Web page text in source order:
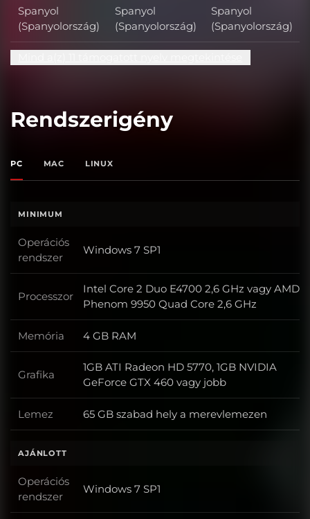
Spanyol
(Spanyolország)
Spanyol
(Spanyolország)
Spanyol
(Spanyolország)
Rendszerigény
PC MAC LINUX
MINIMUM
Operációs
rendszer
Operációs rendszer
Windows 7 SP1
Processzor Processzor
Intel Core 2 Duo E4700 2,6 GHz vagy AMD
Phenom 9950 Quad Core 2,6 GHz
Memória Memória
4 GB RAM
Grafika Grafika
1GB ATI Radeon HD 5770, 1GB NVIDIA
GeForce GTX 460 vagy jobb
Lemez Lemez
65 GB szabad hely a merevlemezen
AJÁNLOTT
Operációs
rendszer
Operációs rendszer
Windows 7 SP1